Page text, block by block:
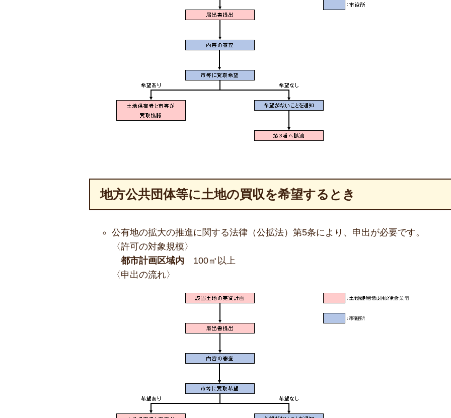
地方公共団体等に土地の買収を希望するとき
公有地の拡大の推進に関する法律（公拡法）第5条により、申出が必要です。
〈許可の対象規模〉
都市計画区域内
100㎡以上
〈申出の流れ〉